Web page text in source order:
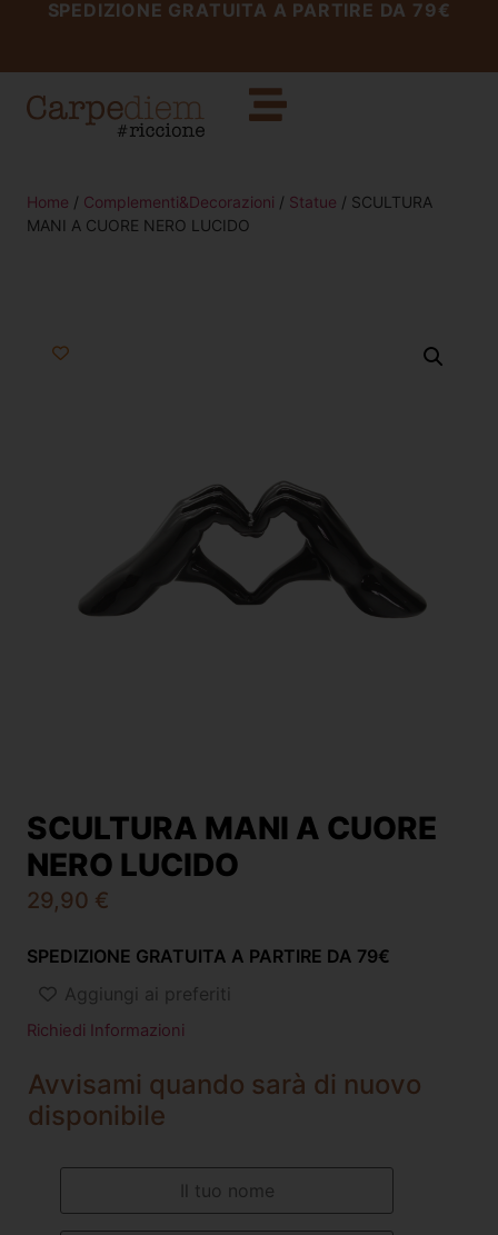
SPEDIZIONE GRATUITA A PARTIRE DA 79€
Home / Complementi&Decorazioni / Statue / SCULTURA
MANI A CUORE NERO LUCIDO
SCULTURA MANI A CUORE
NERO LUCIDO
29,90 €
SPEDIZIONE GRATUITA A PARTIRE DA 79€
Aggiungi ai preferiti
Richiedi Informazioni
Avvisami quando sarà di nuovo
disponibile